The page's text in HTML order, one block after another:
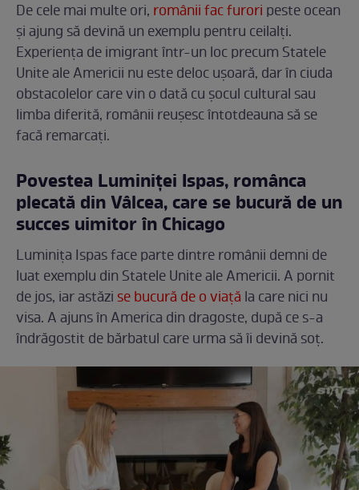
De cele mai multe ori, românii fac furori peste ocean
și ajung să devină un exemplu pentru ceilalți.
Experiența de imigrant într-un loc precum Statele
Unite ale Americii nu este deloc ușoară, dar în ciuda
obstacolelor care vin o dată cu șocul cultural sau
limba diferită, românii reușesc întotdeauna să se
facă remarcați.
Povestea Luminiței Ispas, românca
plecată din Vâlcea, care se bucură de un
succes uimitor în Chicago
Luminița Ispas face parte dintre românii demni de
luat exemplu din Statele Unite ale Americii. A pornit
de jos, iar astăzi se bucură de o viață la care nici nu
visa. A ajuns în America din dragoste, după ce s-a
îndrăgostit de bărbatul care urma să îi devină soț.